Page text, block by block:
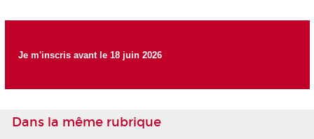
Je m'inscris avant le 18 juin 2026
Dans la même rubrique